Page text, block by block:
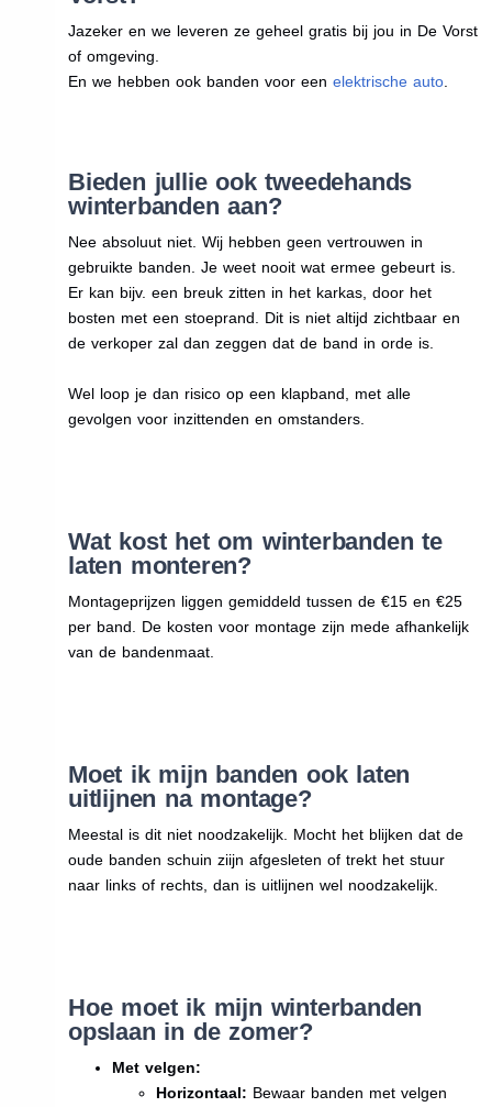
Jazeker en we leveren ze geheel gratis bij jou in De Vorst
of omgeving.
En we hebben ook banden voor een elektrische auto.
Bieden jullie ook tweedehands
winterbanden aan?
Nee absoluut niet. Wij hebben geen vertrouwen in
gebruikte banden. Je weet nooit wat ermee gebeurt is.
Er kan bijv. een breuk zitten in het karkas, door het
bosten met een stoeprand. Dit is niet altijd zichtbaar en
de verkoper zal dan zeggen dat de band in orde is.
Wel loop je dan risico op een klapband, met alle
gevolgen voor inzittenden en omstanders.
Wat kost het om winterbanden te
laten monteren?
Montageprijzen liggen gemiddeld tussen de €15 en €25
per band. De kosten voor montage zijn mede afhankelijk
van de bandenmaat.
Moet ik mijn banden ook laten
uitlijnen na montage?
Meestal is dit niet noodzakelijk. Mocht het blijken dat de
oude banden schuin ziijn afgesleten of trekt het stuur
naar links of rechts, dan is uitlijnen wel noodzakelijk.
Hoe moet ik mijn winterbanden
opslaan in de zomer?
Met velgen:
Horizontaal: Bewaar banden met velgen